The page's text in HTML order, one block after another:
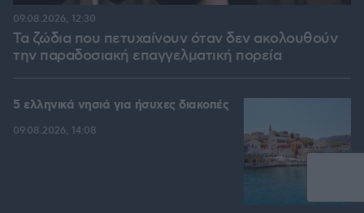
Τα ζώδια που πετυχαίνουν όταν δεν ακολουθούν
την παραδοσιακή επαγγελματική πορεία
09.08.2026, 12:30
5 ελληνικά νησιά για ήσυχες διακοπές
09.08.2026, 14:08